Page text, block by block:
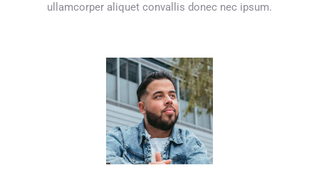
ullamcorper aliquet convallis donec nec ipsum.